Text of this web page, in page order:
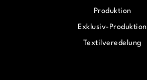
Produktion
Exklusiv-Produktion
Textilveredelung